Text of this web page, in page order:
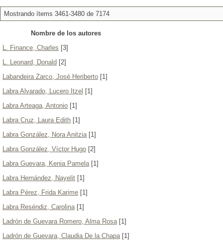
Mostrando ítems 3461-3480 de 7174
Nombre de los autores
L. Finance, Charles [3]
L. Leonard, Donald [2]
Labandeira Zarco, José Heriberto [1]
Labra Alvarado, Lucero Itzel [1]
Labra Arteaga, Antonio [1]
Labra Cruz, Laura Edith [1]
Labra González, Nora Anitzia[1]
Labra González, Víctor Hugo [2]
Labra Guevara, Kenia Pamela[1]
Labra Hernández, Nayelit [1]
Labra Pérez, Frida Karime [1]
Labra Reséndiz, Carolina[1]
Ladrón de Guevara Romero, Alma Rosa[1]
Ladrón de Guevara, Claudia De la Chapa[1]